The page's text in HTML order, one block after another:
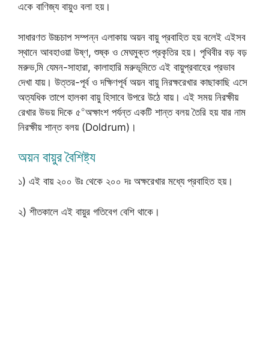
একে বাণিজ্য বায়ুও বলা হয়।
সাধারণত উচ্চচাপ সম্পন্ন এলাকায় অয়ন বায়ু প্রবাহিত হয় বলেই এইসব
স্থানে আবহাওয়া উষ্ণ, শুষ্ক ও মেঘমুক্ত প্রকৃতির হয়। পৃথিবীর বড় বড়
মরুভ‚মি যেমন-সাহারা, কালাহারি মরুভূমিতে এই বায়ুপ্রবাহের প্রভাব
দেখা যায়। উত্তর-পূর্ব ও দক্ষিণপূর্ব অয়ন বায়ু নিরক্ষরেখার কাছাকাছি এসে
অত্যধিক তাপে হালকা বায়ু হিসাবে উপরে উঠে যায়। এই সময় নিরক্ষীয়
রেখার উভয় দিকে ৫০অক্ষাংশ পর্যন্ত একটি শান্ত বলয় তৈরি হয় যার নাম
নিরক্ষীয় শান্ত বলয় (Doldrum)।
অয়ন বায়ুর বৈশিষ্ট্য
১) এই বায় ২০০ উঃ থেকে ২০০ দঃ অক্ষরেখার মধ্যে প্রবাহিত হয়।
২) শীতকালে এই বায়ুর গতিবেগ বেশি থাকে।